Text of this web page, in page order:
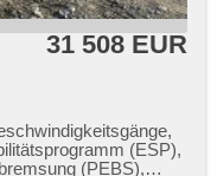
31 508 EUR
(ESP),
(PEBS),